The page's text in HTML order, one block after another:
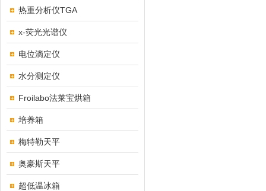
热重分析仪TGA
x-荧光光谱仪
电位滴定仪
水分测定仪
Froilabo法莱宝烘箱
培养箱
梅特勒天平
奥豪斯天平
超低温冰箱